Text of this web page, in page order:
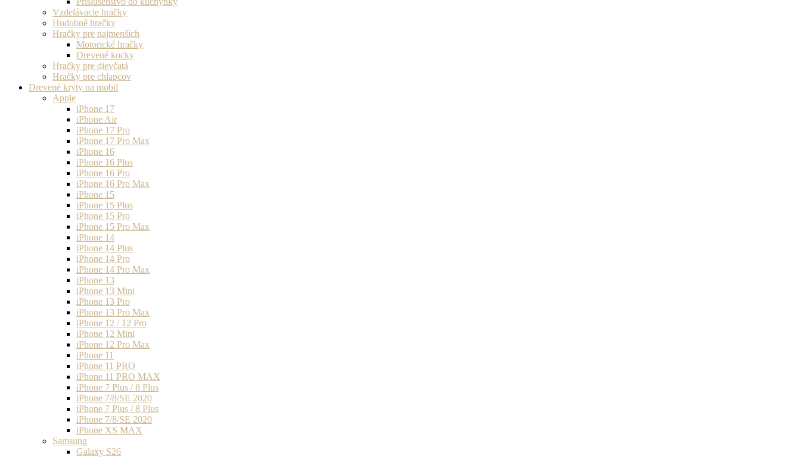
Vzdelávacie hračky
Hudobné hračky
Hračky pre najmenších
Motorické hračky
Drevené kocky
Hračky pre dievčatá
Hračky pre chlapcov
Drevené kryty na mobil
Apple
iPhone 17
iPhone Air
iPhone 17 Pro
iPhone 17 Pro Max
iPhone 16
iPhone 16 Plus
iPhone 16 Pro
iPhone 16 Pro Max
iPhone 15
iPhone 15 Plus
iPhone 15 Pro
iPhone 15 Pro Max
iPhone 14
iPhone 14 Plus
iPhone 14 Pro
iPhone 14 Pro Max
iPhone 13
iPhone 13 Mini
iPhone 13 Pro
iPhone 13 Pro Max
iPhone 12 / 12 Pro
iPhone 12 Mini
iPhone 12 Pro Max
iPhone 11
iPhone 11 PRO
iPhone 11 PRO MAX
iPhone 7 Plus / 8 Plus
iPhone 7/8/SE 2020
iPhone 7 Plus / 8 Plus
iPhone 7/8/SE 2020
iPhone XS MAX
Samsung
Galaxy S26